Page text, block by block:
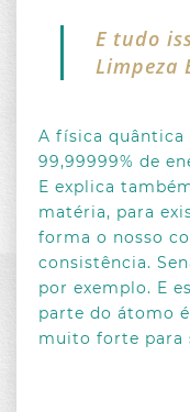
E tudo
Limpeza
A física quântica
99,99999% de
E explica
matéria, para
forma o nosso
consistência.
por exemplo. E
parte do átomo
muito forte para